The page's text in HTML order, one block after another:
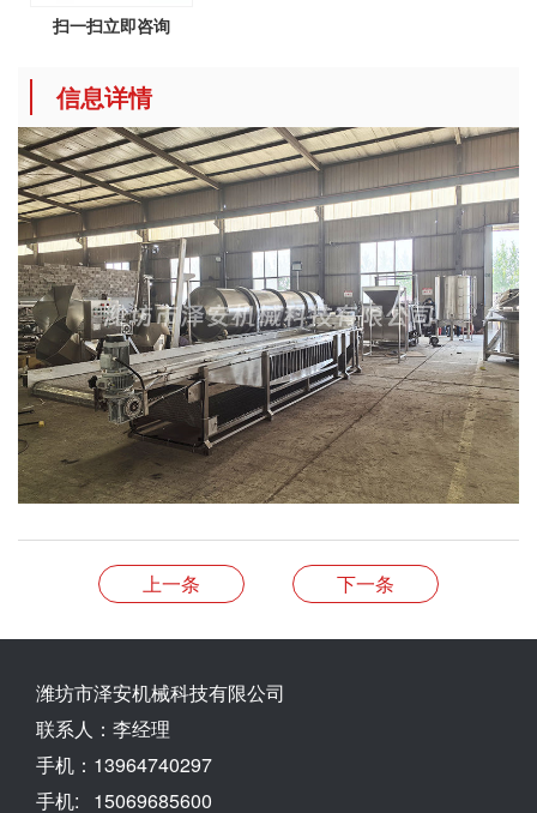
扫一扫立即咨询
信息详情
上一条 下一条
潍坊市泽安机械科技有限公司
联系人：李经理
手机：13964740297
手机: 15069685600